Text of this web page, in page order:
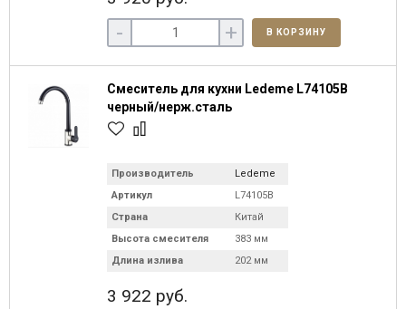
- + В КОРЗИНУ
Смеситель для кухни Ledeme L74105B
черный/нерж.сталь
Производитель
Ledeme
Артикул
L74105B
Страна
Китай
Высота смесителя
383 мм
Длина излива
202 мм
3 922 руб.